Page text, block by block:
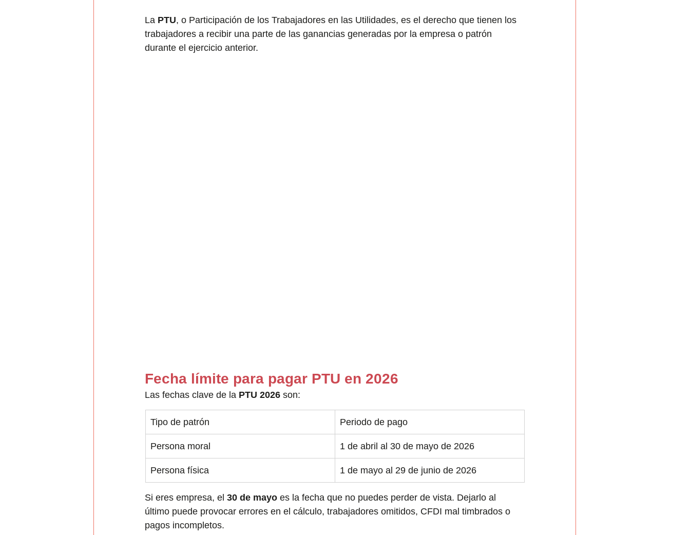
La PTU, o Participación de los Trabajadores en las Utilidades, es el derecho que tienen los
trabajadores a recibir una parte de las ganancias generadas por la empresa o patrón
durante el ejercicio anterior.
Fecha límite para pagar PTU en 2026
Las fechas clave de la PTU 2026 son:
Tipo de patrón Periodo de pago
Persona moral 1 de abril al 30 de mayo de 2026
Persona física 1 de mayo al 29 de junio de 2026
Si eres empresa, el 30 de mayo es la fecha que no puedes perder de vista. Dejarlo al
último puede provocar errores en el cálculo, trabajadores omitidos, CFDI mal timbrados o
pagos incompletos.